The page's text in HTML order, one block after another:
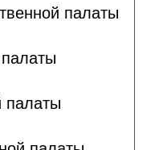
палаты
палаты